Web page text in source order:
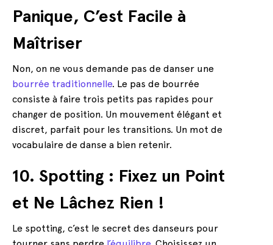
Panique, C’est Facile à
Maîtriser
Non, on ne vous demande pas de danser une
bourrée traditionnelle. Le pas de bourrée
consiste à faire trois petits pas rapides pour
changer de position. Un mouvement élégant et
discret, parfait pour les transitions. Un mot de
vocabulaire de danse a bien retenir.
10. Spotting : Fixez un Point
et Ne Lâchez Rien !
Le spotting, c’est le secret des danseurs pour